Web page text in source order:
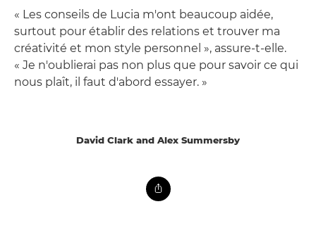
« Les conseils de Lucia m'ont beaucoup aidée,
surtout pour établir des relations et trouver ma
créativité et mon style personnel », assure-t-elle.
« Je n'oublierai pas non plus que pour savoir ce qui
nous plaît, il faut d'abord essayer. »
David Clark and Alex Summersby